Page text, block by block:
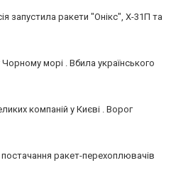
запустила ракети "Онікс", Х-31П та
морі . Вбила українського
компаній у Києві . Ворог
ракет-перехоплювачів